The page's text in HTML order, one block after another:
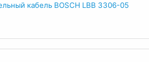
кабель BOSCH LBB 3306-05